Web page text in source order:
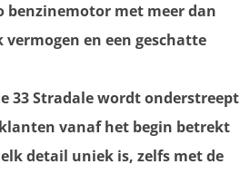
benzinemotor met meer dan
en een geschatte
33 Stradale wordt onderstreept
klanten vanaf het begin betrekt
detail uniek is, zelfs met de